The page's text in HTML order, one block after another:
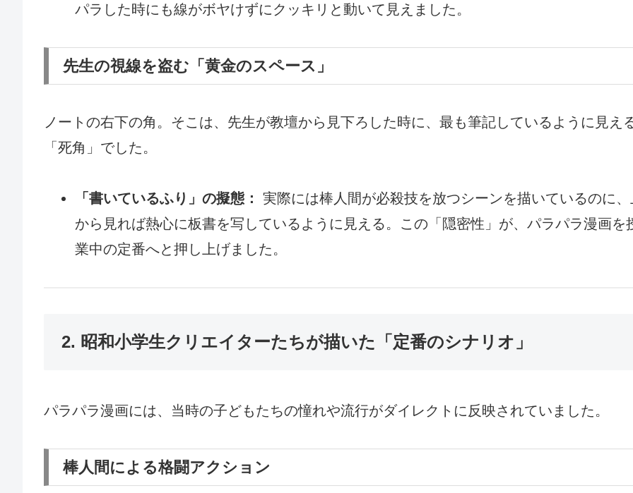
パラした時にも線がボヤけずにクッキリと動いて見えました。
先生の視線を盗む「黄金のスペース」
ノートの右下の角。そこは、先生が教壇から見下ろした時に、最も筆記しているように見え
「死角」でした。
「書いているふり」の擬態：
実際には棒人間が必殺技を放つシーンを描いているのに、
から見れば熱心に板書を写しているように見える。この「隠密性」が、パラパラ漫画を
業中の定番へと押し上げました。
2. 昭和小学生クリエイターたちが描いた「定番のシナリオ」
パラパラ漫画には、当時の子どもたちの憧れや流行がダイレクトに反映されていました。
棒人間による格闘アクション